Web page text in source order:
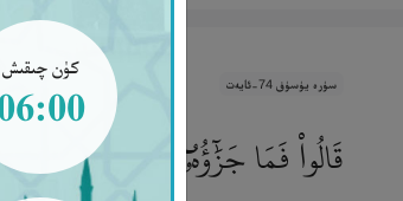
كۈن چىقىش
سۈرە يۈسۈف 74-ئايەت
قَالُوا۟ فَمَا جَزَٰٓؤُهُۥٓ إِن كُنتُمْ